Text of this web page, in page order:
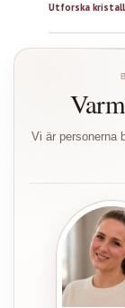
Utforska
Vi är personerna